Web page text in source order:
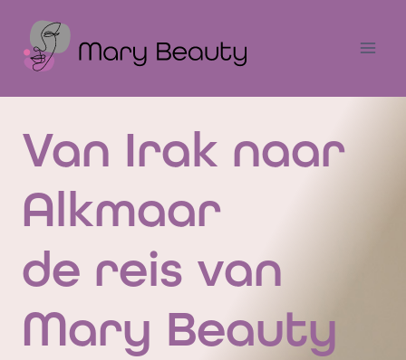
naar
inhoud
Van Irak naar
Alkmaar
de reis van
Mary Beauty